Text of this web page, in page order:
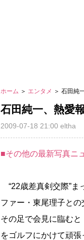
ホーム ＞ エンタメ ＞ 石田純
石田純一、熱愛
2009-07-18 21:00 eltha
■その他の最新写真ニ
“22歳差真剣交際”ま
ファー・東尾理子と
その足で会見に臨む
をゴルフにかけて頑